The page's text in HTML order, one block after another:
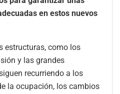
en estos nuevos
estructuras, como los
y las grandes
recurriendo a los
la ocupación, los cambios